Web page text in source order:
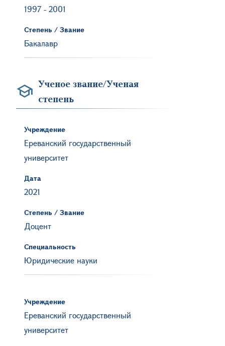
1997 - 2001
Степень / Звание
Бакалавр
Ученое звание/Ученая
степень
Учреждение
Ереванский государственный
университет
Дата
2021
Степень / Звание
Доцент
Специальность
Юридические науки
Учреждение
Ереванский государственный
университет